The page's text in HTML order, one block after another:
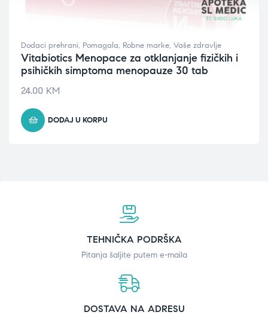
Dodaci prehrani, Pomagala, Robne marke, Vaše zdravlje
Vitabiotics Menopace za otklanjanje fizičkih i
psihičkih simptoma menopauze 30 tab
24.00 KM
DODAJ U KORPU
TEHNIČKA PODRŠKA
Pitanja šaljite putem e-maila
DOSTAVA NA ADRESU